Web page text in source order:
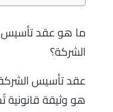
ما هو عقد تأسيس
الشركة؟
عقد تأسيس
هو وثيقة قانونية